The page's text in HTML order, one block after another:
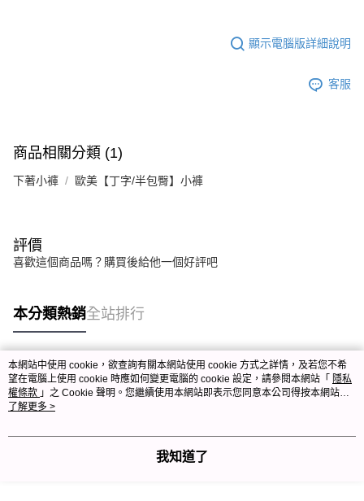
顯示電腦版詳細說明
客服
商品相關分類 (1)
下著小褲 歐美【丁字/半包臀】小褲
評價
喜歡這個商品嗎？購買後給他一個好評吧
本分類熱銷全站排行
熱門標籤
本網站中使用 cookie，欲查詢有關本網站使用 cookie 方式之詳情，及若您不希
望在電腦上使用 cookie 時應如何變更電腦的 cookie 設定，請參閱本網站「 隱私
權條款 」之 Cookie 聲明。您繼續使用本網站即表示您同意本公司得按本網站使
用條款之 Cookie 聲明使用 cookie。
了解更多 >
我知道了